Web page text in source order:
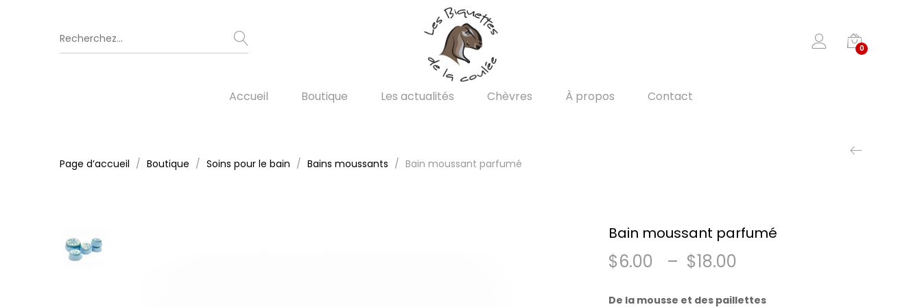
0
Accueil Boutique Les actualités Chèvres À propos Contact
Page d’accueil Boutique Soins pour le bain Bains moussants Bain moussant parfumé
Bain moussant parfumé
$6.00 – $18.00
De la mousse et des paillettes